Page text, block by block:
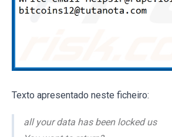
Texto apresentado neste ficheiro:
all your data has been locked us